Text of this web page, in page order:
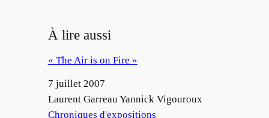
À lire aussi
« The Air is on Fire »
Date
7 juillet 2007
Auteur
Laurent Garreau Yannick Vigouroux
Par rapport à
Chroniques d'expositions